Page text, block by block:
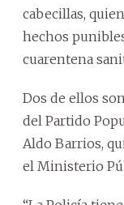
cabecillas,
hechos
cuarentena
Dos de ellos
del Partido
Aldo Barrios,
el Ministerio